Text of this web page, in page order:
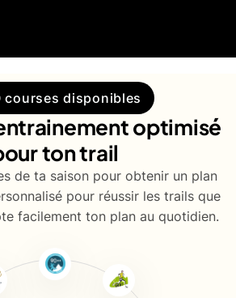
courses disponibles
optimisé
ton trail
de ta saison pour obtenir un plan
pour réussir les trails que
facilement ton plan au quotidien.